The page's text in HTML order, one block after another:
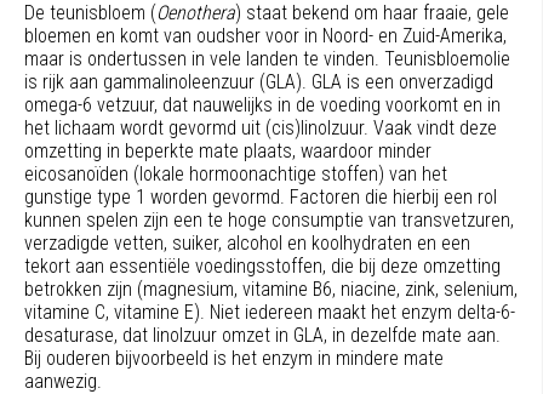
De teunisbloem (Oenothera) staat bekend om haar fraaie, gele
bloemen en komt van oudsher voor in Noord- en Zuid-Amerika,
maar is ondertussen in vele landen te vinden. Teunisbloemolie
is rijk aan gammalinoleenzuur (GLA). GLA is een onverzadigd
omega-6 vetzuur, dat nauwelijks in de voeding voorkomt en in
het lichaam wordt gevormd uit (cis)linolzuur. Vaak vindt deze
omzetting in beperkte mate plaats, waardoor minder
eicosanoïden (lokale hormoonachtige stoffen) van het
gunstige type 1 worden gevormd. Factoren die hierbij een rol
kunnen spelen zijn een te hoge consumptie van transvetzuren,
verzadigde vetten, suiker, alcohol en koolhydraten en een
tekort aan essentiële voedingsstoffen, die bij deze omzetting
betrokken zijn (magnesium, vitamine B6, niacine, zink, selenium,
vitamine C, vitamine E). Niet iedereen maakt het enzym delta-6-
desaturase, dat linolzuur omzet in GLA, in dezelfde mate aan.
Bij ouderen bijvoorbeeld is het enzym in mindere mate
aanwezig.